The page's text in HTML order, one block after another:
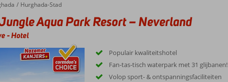
Hurghada-Stad
Aqua Park Resort – Neverland
-Hotel
Populair kwaliteitshotel
Fan-tas-tisch waterpark met 31 glijbanen!
Volop sport- & ontspanningsfaciliteiten